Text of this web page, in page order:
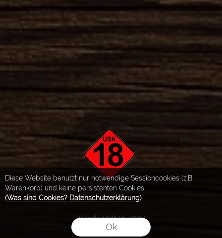
Diese Website benutzt nur notwendige Sessioncookies (z.B.
Warenkorb) und keine persistenten Cookies.
(Was sind Cookies? Datenschutzerklärung)
Ok
FLOW® SHOPSOFTWARE